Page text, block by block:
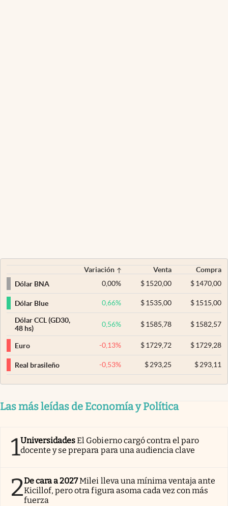
Variación Venta
Compra
Dólar BNA
0,00% $ 1520,00 $1470,00
Dólar Blue 0,66% $ 1535,00 $1515,00
Dólar CCL (GD30,
48 hs)
0,56% $ 1585,78 $1582,57
Euro -0,13% $ 1729,72 $1729,28
Real brasileño -0,53% $293,25 $293,11
Las más leídas de Economía y Política
1UniversidadesEl Gobierno cargó contra el paro
docente y se prepara para una audiencia clave
2De cara a 2027Milei lleva una mínima ventaja ante
Kicillof, pero otra figura asoma cada vez con más
fuerza